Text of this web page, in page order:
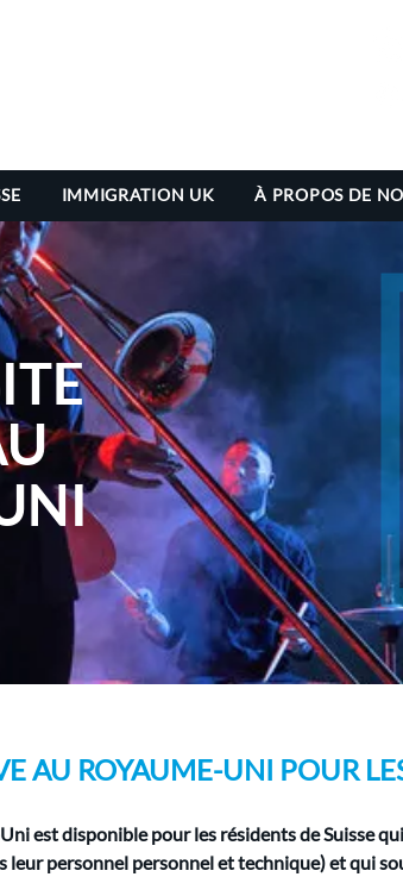
IMMIGRATION UK À PROPOS DE
AU ROYAUME-UNI POUR
est disponible pour les résidents de Suisse
leur personnel personnel et technique) et qui